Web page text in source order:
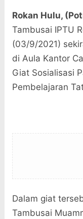
Rokan Hulu,
Tambusai IPTU
(03/9/2021)
di Aula Kantor
Giat Sosialisasi
Pembelajaran
Dalam giat
Tambusai